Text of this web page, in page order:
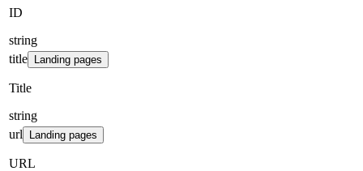
ID
string
title
Landing pages
Title
string
url
Landing pages
URL